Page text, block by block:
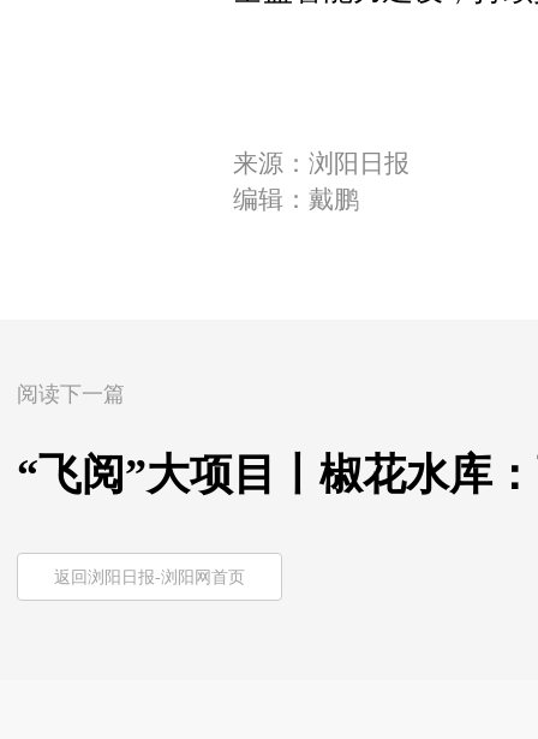
来源：浏阳日报
编辑：戴鹏
阅读下一篇
“飞阅”大项目丨椒花水库
返回浏阳日报-浏阳网首页